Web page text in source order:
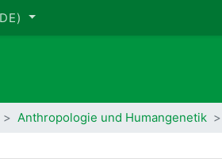
Anthropologie und Humangenetik